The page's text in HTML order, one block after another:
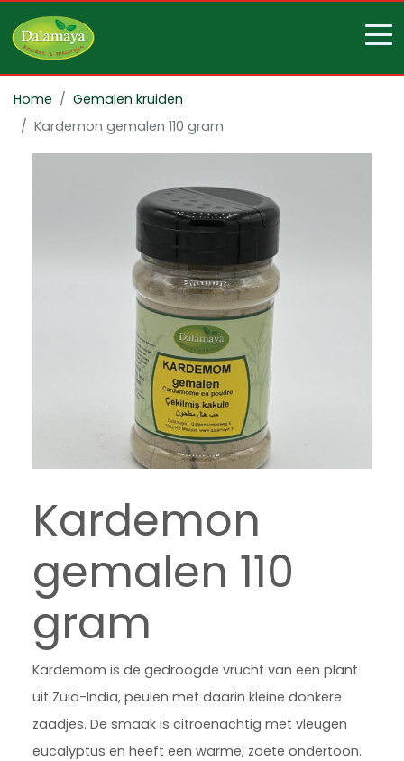
Home
Gemalen kruiden
Kardemon gemalen 110 gram
Kardemon
gemalen 110
gram
Kardemom is de gedroogde vrucht van een plant
uit Zuid-India, peulen met daarin kleine donkere
zaadjes. De smaak is citroenachtig met vleugen
eucalyptus en heeft een warme, zoete ondertoon.